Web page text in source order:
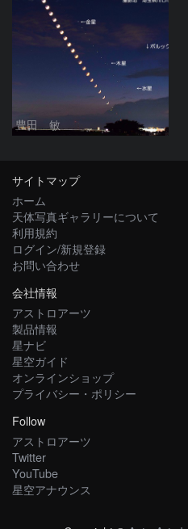
豊田 敏
サイトマップ
ホーム
天体写真ギャラリーについて
利用規約
ログイン/新規登録
お問い合わせ
会社情報
アストロアーツ
製品情報
星ナビ
星空ガイド
オンラインショップ
プライバシー・ポリシー
Follow
アストロアーツ
Twitter
YouTube
星空アナウンス